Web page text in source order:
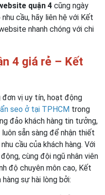
quận 4 cũng ngày
cầu, hãy liên hệ với Kết
nhanh chóng với chi
4 giá rẻ – Kết
vị uy tín, hoạt động
seo ở tại TPHCM trong
đảo khách hàng tin tưởng,
sẵn sàng để nhận thiết
cầu của khách hàng. Với
cùng đội ngũ nhân viên
độ chuyên môn cao, Kết
sự hài lòng bởi: